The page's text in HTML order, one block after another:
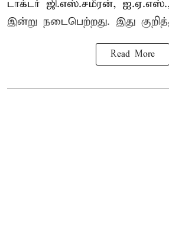
டாக்டர் ஜி.எஸ்.சமீரன்,
இன்று நடைபெற்றது. இது
Read More